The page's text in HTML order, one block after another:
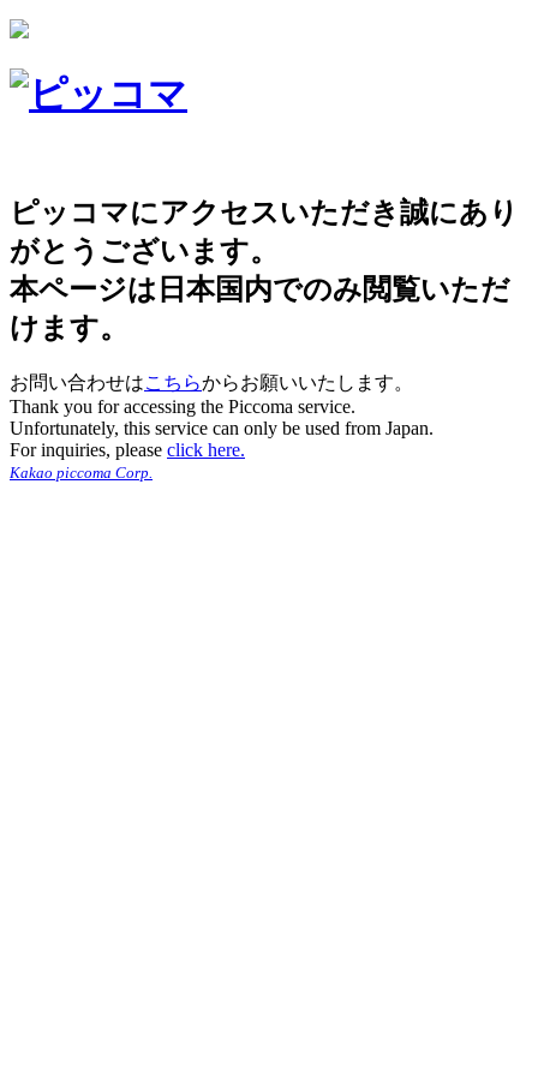
ピッコマにアクセスいただき誠にあり
がとうございます。
本ページは日本国内でのみ閲覧いただ
けます。
お問い合わせはこちらからお願いいたします。
Thank you for accessing the Piccoma service.
Unfortunately, this service can only be used from Japan.
For inquiries, please click here.
Kakao piccoma Corp.